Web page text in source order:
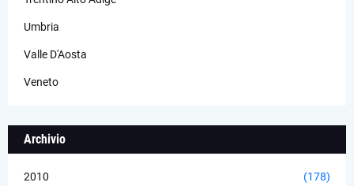
Umbria
Valle D'Aosta
Veneto
Archivio
2010 (178)